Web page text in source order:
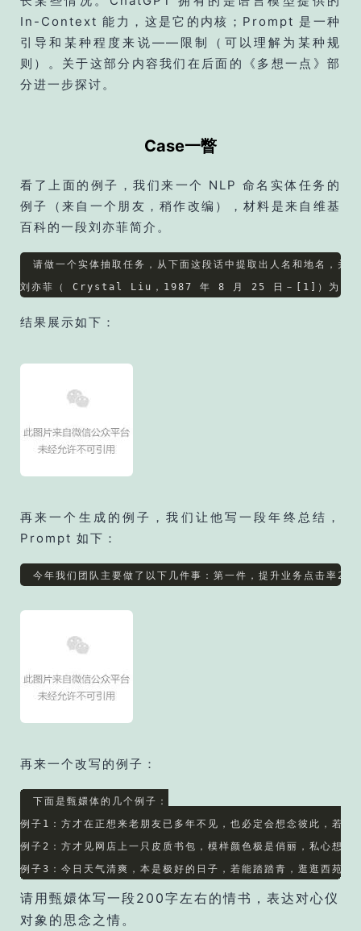
In-Context 能力，这是它的内核；Prompt 是一种
引导和某种程度来说——限制（可以理解为某种规
则）。关于这部分内容我们在后面的《多想一点》部
分进一步探讨。
Case一瞥
看了上面的例子，我们来一个 NLP 命名实体任务的
例子（来自一个朋友，稍作改编），材料是来自维基
百科的一段刘亦菲简介。
请做一个实体抽取任务，从下面这段话中提取出人名和地名，并
结果展示如下：
再来一个生成的例子，我们让他写一段年终总结，
Prompt 如下：
再来一个改写的例子：
下面是甄嬛体的几个例子：
例子1：方才在正想来老朋友已多年不见，也必定会想念彼此，若
例子2：方才见网店上一只皮质书包，模样颜色极是俏丽，私心想
例子3：今日天气清爽，本是极好的日子，若能踏踏青，逛逛西苑
请用甄嬛体写一段200字左右的情书，表达对心仪
对象的思念之情。